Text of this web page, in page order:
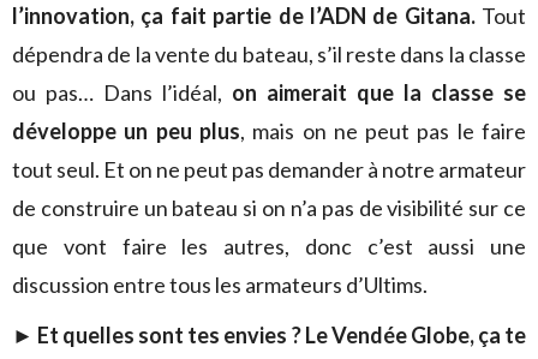
l’innovation, ça fait partie de l’ADN de Gitana. Tout
dépendra de la vente du bateau, s’il reste dans la classe
ou pas… Dans l’idéal, on aimerait que la classe se
développe un peu plus, mais on ne peut pas le faire
tout seul. Et on ne peut pas demander à notre armateur
de construire un bateau si on n’a pas de visibilité sur ce
que vont faire les autres, donc c’est aussi une
discussion entre tous les armateurs d’Ultims.
► Et quelles sont tes envies ? Le Vendée Globe, ça te